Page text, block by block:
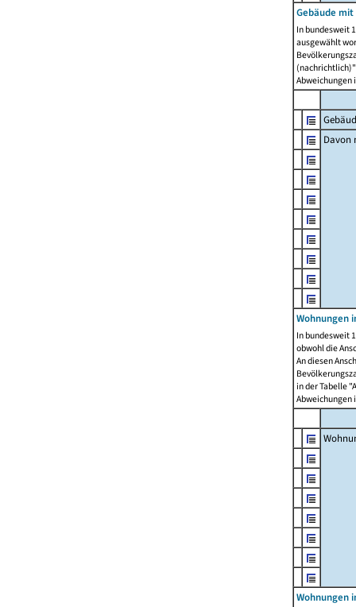
Gebäude
In bundesweit
ausgewählt
Abweichungen
Davon
Wohnungen
In bundesweit
obwohl die
An diesen
in der Tabelle
Abweichungen
Wohnungen